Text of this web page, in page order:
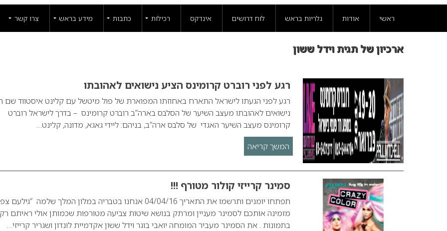
ראשי אודות גלריות בראש לוח דרושים אינדקס רכילות כתבות מידע בראש צרו קשר
ארכיון של תגית וידל ששון
רגע לפני רוברט קרומינס הציע נישואים לאהובתו
רגע לפני הגעתו לישראל התארח באחוזתו המפוארת של פול מיטשל עם קלינט איסטווד שם
נישואים לאהובתו מעצב השיער של הסלבס בארה”ב רוברט קרומינס – בדרך לישראל רוברט
קרומינס מעצב השיער האגדי של סלבס ארה”ב, בניהם: ליידי גאגא, מדונה, קלינט…
המשך קריאה
סמינר קרייזי קולור מטורף !!!
תפתחו יומנים ותרשמו את התאריך 04/04/16 אנחנו בטבריה במלון המלך שלמה “גילעם
מזמינה אותכם לסמינר מעניין ומרתק בנושא שיטות צביעה מטורפות שכמותן אולי ראיתם רק
בתמונות . את הסמינר מעביר המומחה יואבי בוגר וידל ששון אקדמיית לונדון ושגריר קרייזי…